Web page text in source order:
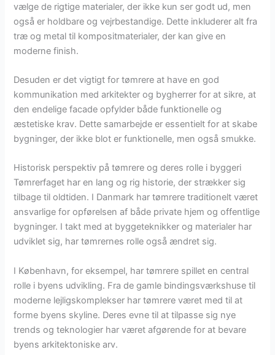
vælge de rigtige materialer, der ikke kun ser godt ud, men
også er holdbare og vejrbestandige. Dette inkluderer alt fra
træ og metal til kompositmaterialer, der kan give en
moderne finish.
Desuden er det vigtigt for tømrere at have en god
kommunikation med arkitekter og bygherrer for at sikre, at
den endelige facade opfylder både funktionelle og
æstetiske krav. Dette samarbejde er essentielt for at skabe
bygninger, der ikke blot er funktionelle, men også smukke.
Historisk perspektiv på tømrere og deres rolle i byggeri
Tømrerfaget har en lang og rig historie, der strækker sig
tilbage til oldtiden. I Danmark har tømrere traditionelt været
ansvarlige for opførelsen af både private hjem og offentlige
bygninger. I takt med at byggeteknikker og materialer har
udviklet sig, har tømrernes rolle også ændret sig.
I København, for eksempel, har tømrere spillet en central
rolle i byens udvikling. Fra de gamle bindingsværkshuse til
moderne lejligskomplekser har tømrere været med til at
forme byens skyline. Deres evne til at tilpasse sig nye
trends og teknologier har været afgørende for at bevare
byens arkitektoniske arv.